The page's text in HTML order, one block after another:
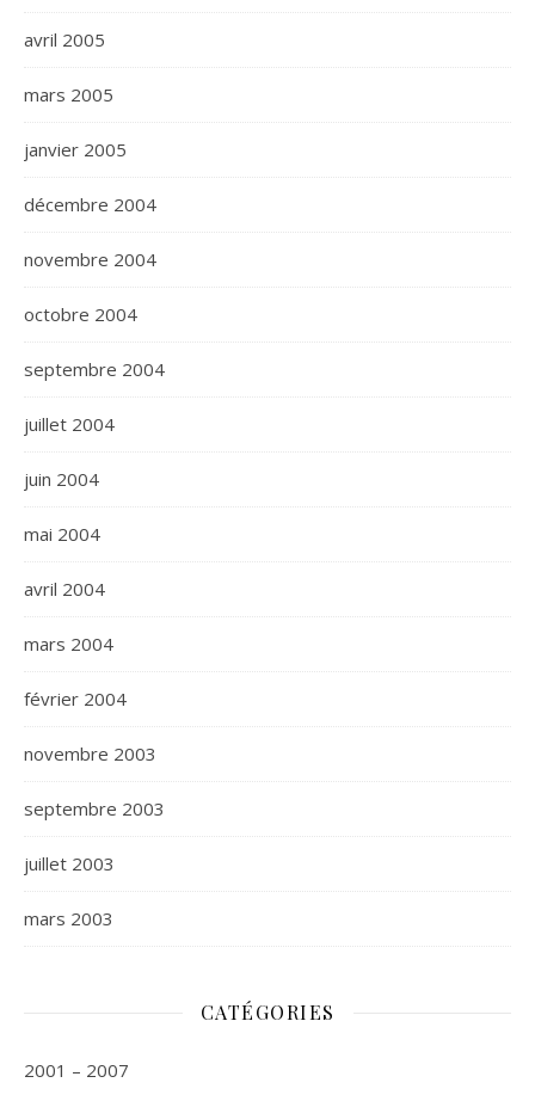
avril 2005
mars 2005
janvier 2005
décembre 2004
novembre 2004
octobre 2004
septembre 2004
juillet 2004
juin 2004
mai 2004
avril 2004
mars 2004
février 2004
novembre 2003
septembre 2003
juillet 2003
mars 2003
CATÉGORIES
2001 – 2007